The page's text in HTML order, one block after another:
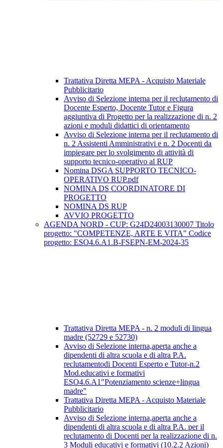
Trattativa Diretta MEPA - Acquisto Materiale
Pubblicitario
Avviso di Selezione interna per il reclutamento di
Docente Esperto, Docente Tutor e Figura
aggiuntiva di Progetto per la realizzazione di n. 2
azioni e moduli didattici di orientamento
Avviso di Selezione interna per il reclutamento di
n. 2 Assistenti Amministrativi e n. 2 Docenti da
impiegare per lo svolgimento di attività di
supporto tecnico-operativo al RUP
Nomina DSGA SUPPORTO TECNICO-
OPERATIVO RUP.pdf
NOMINA DS COORDINATORE DI
PROGETTO
NOMINA DS RUP
AVVIO PROGETTO
AGENDA NORD - CUP: G24D24003130007 Titolo
progetto: "COMPETENZE, ARTE E VITA" Codice
progetto: ESO4.6.A1.B-FSEPN-EM-2024-35
Trattativa Diretta MEPA - n. 2 moduli di lingua
madre (52729 e 52730)
Avviso di Selezione interna,aperta anche a
dipendenti di altra scuola e di altra P.A.
reclutamentodi Docenti Esperto e Tutor-n.2
Mod.educativi e formativi
ESO4.6.A1"Potenziamento scienze+lingua
madre"
Trattativa Diretta MEPA - Acquisto Materiale
Pubblicitario
Avviso di Selezione interna,aperta anche a
dipendenti di altra scuola e di altra P.A. per il
reclutamento di Docenti per la realizzazione di n.
3 Moduli educativi e formativi (10.2.2 Azioni)